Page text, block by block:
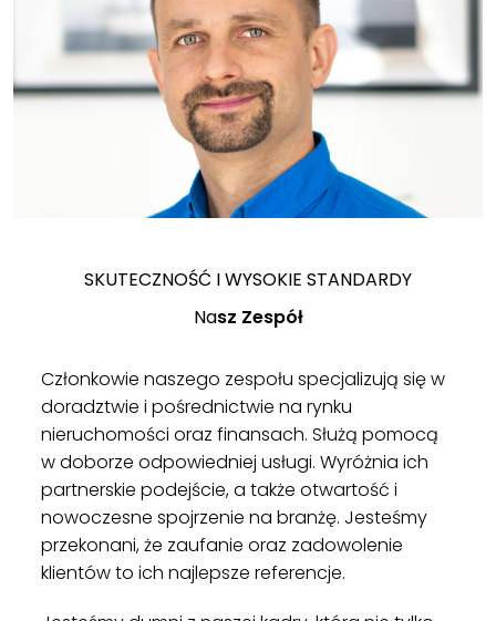
SKUTECZNOŚĆ I WYSOKIE STANDARDY
Nasz Zespół
Członkowie naszego zespołu specjalizują się w
doradztwie i pośrednictwie na rynku
nieruchomości oraz finansach. Służą pomocą
w doborze odpowiedniej usługi. Wyróżnia ich
partnerskie podejście, a także otwartość i
nowoczesne spojrzenie na branżę. Jesteśmy
przekonani, że zaufanie oraz zadowolenie
klientów to ich najlepsze referencje.